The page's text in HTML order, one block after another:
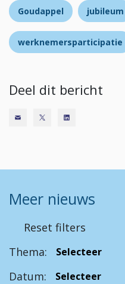
Goudappel jubileum
werknemersparticipatie
Deel dit bericht
Meer nieuws
Reset filters
Thema:
Datum: